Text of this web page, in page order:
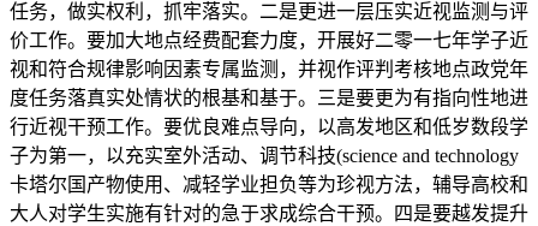
任务，做实权利，抓牢落实。二是更进一层压实近视监测与评
价工作。要加大地点经费配套力度，开展好二零一七年学子近
视和符合规律影响因素专属监测，并视作评判考核地点政党年
度任务落真实处情状的根基和基于。三是要更为有指向性地进
行近视干预工作。要优良难点导向，以高发地区和低岁数段学
子为第一，以充实室外活动、调节科技(science and technology
卡塔尔国产物使用、减轻学业担负等为珍视方法，辅导高校和
大人对学生实施有针对的急于求成综合干预。四是要越发提升